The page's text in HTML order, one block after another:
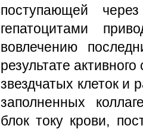
поступающей
гепатоцитами
вовлечению
результате
звездчатых клеток и
заполненных
блок току крови,